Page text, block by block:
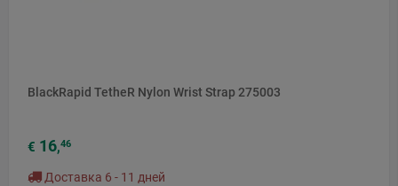
BlackRapid TetheR Nylon Wrist Strap 275003
€ 16,46
Доставка 6 - 11 дней